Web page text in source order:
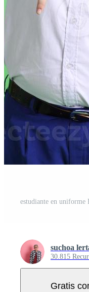
estudiante en uniforme
suchoa
30.815
Gratis